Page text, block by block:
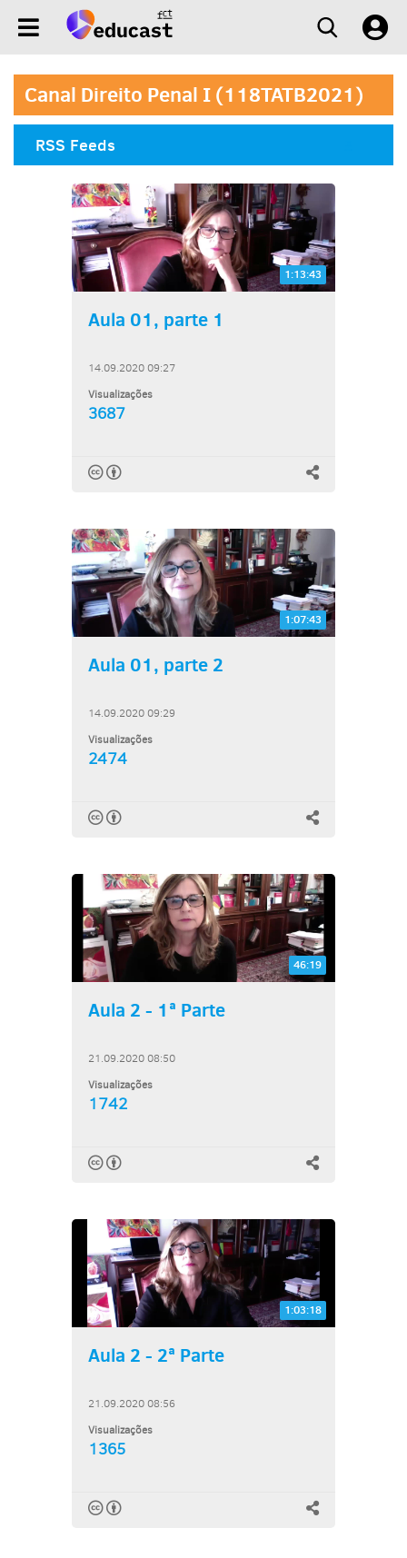
Canal Direito Penal I (118TATB2021)
RSS Feeds
1:13:43
Aula 01, parte 1
14.09.2020 09:27
Visualizações
3687
1:07:43
Aula 01, parte 2
14.09.2020 09:29
Visualizações
2474
46:19
Aula 2 - 1ª Parte
21.09.2020 08:50
Visualizações
1742
1:03:18
Aula 2 - 2ª Parte
21.09.2020 08:56
Visualizações
1365